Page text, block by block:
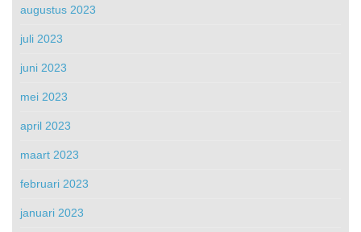
augustus 2023
juli 2023
juni 2023
mei 2023
april 2023
maart 2023
februari 2023
januari 2023